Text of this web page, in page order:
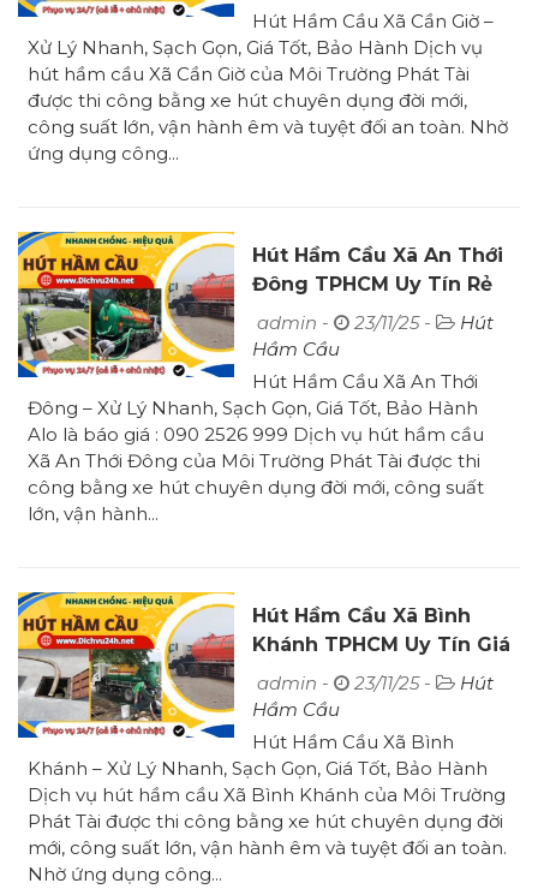
Hút Hầm Cầu Xã Cần Giờ –
Xử Lý Nhanh, Sạch Gọn, Giá Tốt, Bảo Hành Dịch vụ
hút hầm cầu Xã Cần Giờ của Môi Trường Phát Tài
được thi công bằng xe hút chuyên dụng đời mới,
công suất lớn, vận hành êm và tuyệt đối an toàn. Nhờ
ứng dụng công...
Hút Hầm Cầu Xã An Thới
Đông TPHCM Uy Tín Rẻ
Sạch 100%
admin - 23/11/25 -
Hút
Hầm Cầu
Hút Hầm Cầu Xã An Thới
Đông – Xử Lý Nhanh, Sạch Gọn, Giá Tốt, Bảo Hành
Alo là báo giá : 090 2526 999 Dịch vụ hút hầm cầu
Xã An Thới Đông của Môi Trường Phát Tài được thi
công bằng xe hút chuyên dụng đời mới, công suất
lớn, vận hành...
Hút Hầm Cầu Xã Bình
Khánh TPHCM Uy Tín Giá
Rẻ Sạch 100%
admin - 23/11/25 -
Hút
Hầm Cầu
Hút Hầm Cầu Xã Bình
Khánh – Xử Lý Nhanh, Sạch Gọn, Giá Tốt, Bảo Hành
Dịch vụ hút hầm cầu Xã Bình Khánh của Môi Trường
Phát Tài được thi công bằng xe hút chuyên dụng đời
mới, công suất lớn, vận hành êm và tuyệt đối an toàn.
Nhờ ứng dụng công...